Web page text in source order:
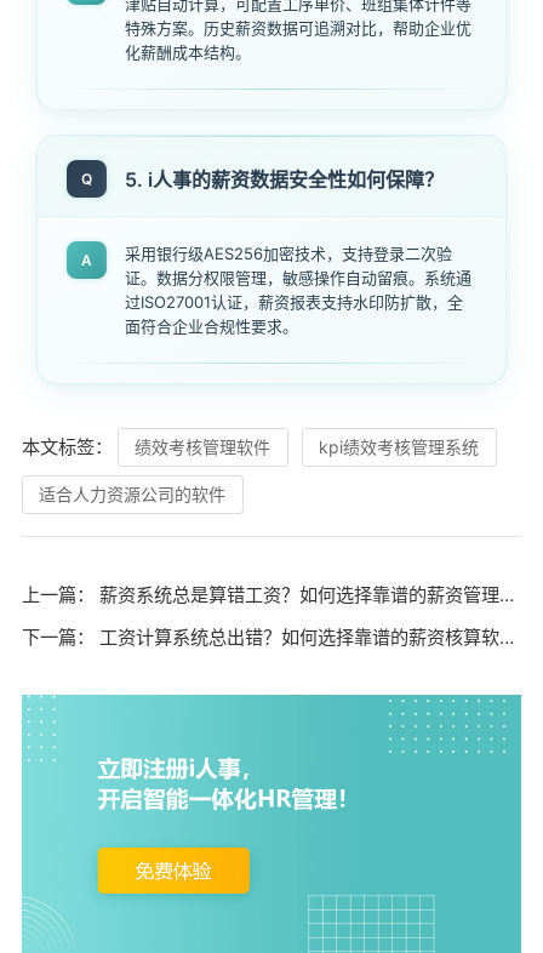
津贴自动计算，可配置工序单价、班组集体计件等
特殊方案。历史薪资数据可追溯对比，帮助企业优
化薪酬成本结构。
Q 5. i人事的薪资数据安全性如何保障？
A
采用银行级AES256加密技术，支持登录二次验
证。数据分权限管理，敏感操作自动留痕。系统通
过ISO27001认证，薪资报表支持水印防扩散，全
面符合企业合规性要求。
本文标签： 绩效考核管理软件 kpi绩效考核管理系统
适合人力资源公司的软件
上一篇： 薪资系统总是算错工资？如何选择靠谱的薪资管理系统？
下一篇： 工资计算系统总出错？如何选择靠谱的薪资核算软件？